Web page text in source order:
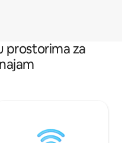
prostorima za